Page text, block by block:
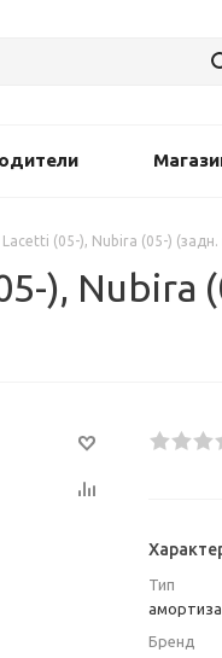
(05-), Nubira (05-) (задн.
), Nubira
Тип
Бренд